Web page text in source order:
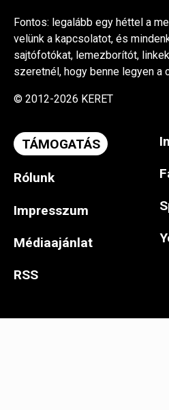
Fontos: legalább egy héttel a
velünk a kapcsolatot, és
sajtófotókat, lemezborítót,
szeretnél, hogy benne legyen a
© 2012-2026 KERET
TÁMOGATÁS
Rólunk
Impresszum
Médiaajánlat
RSS